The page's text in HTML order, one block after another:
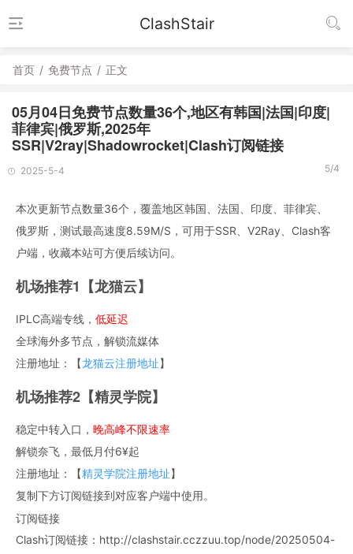
ClashStair
首页 / 免费节点 / 正文
05月04日免费节点数量36个,地区有韩国|法国|印度|
菲律宾|俄罗斯,2025年
SSR|V2ray|Shadowrocket|Clash订阅链接
2025-5-4 5/4
本次更新节点数量36个，覆盖地区韩国、法国、印度、菲律宾、
俄罗斯，测试最高速度8.59M/S，可用于SSR、V2Ray、Clash客
户端，收藏本站可方便后续访问。
机场推荐1【龙猫云】
IPLC高端专线， 低延迟
全球海外多节点，解锁流媒体
注册地址：【龙猫云注册地址】
机场推荐2【精灵学院】
稳定中转入口， 晚高峰不限速率
解锁奈飞，最低月付6¥起
注册地址：【精灵学院注册地址】
复制下方订阅链接到对应客户端中使用。
订阅链接
Clash订阅链接：http://clashstair.cczzuu.top/node/20250504-